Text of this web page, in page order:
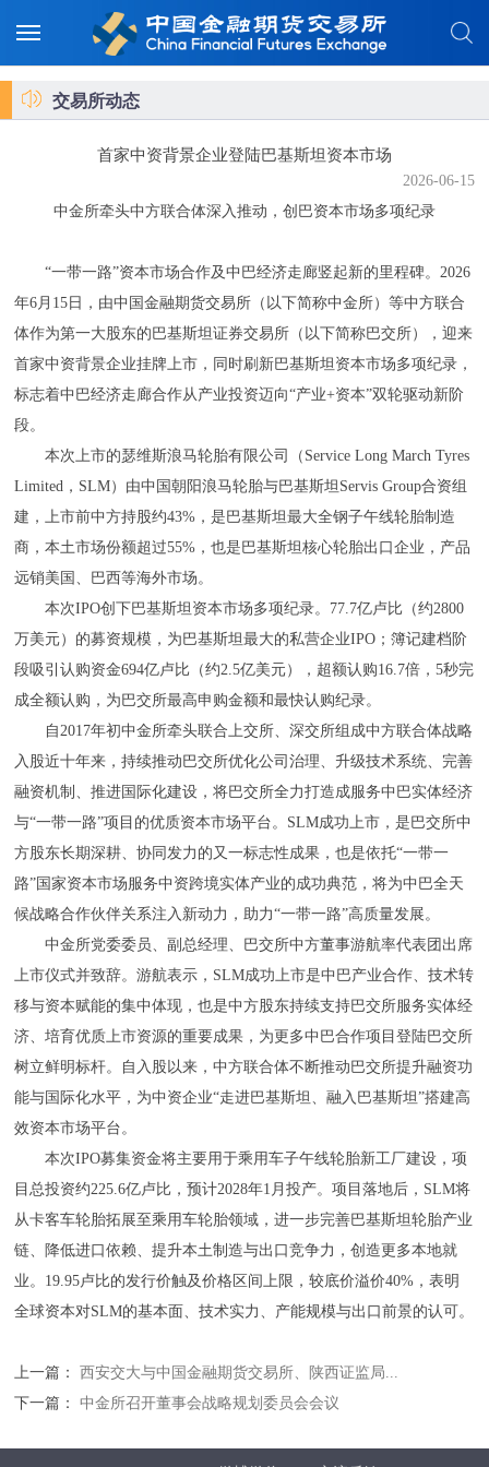
交易所动态
首家中资背景企业登陆巴基斯坦资本市场
2026-06-15
中金所牵头中方联合体深入推动，创巴资本市场多项纪录
“一带一路”资本市场合作及中巴经济走廊竖起新的里程碑。2026
年6月15日，由中国金融期货交易所（以下简称中金所）等中方联合
体作为第一大股东的巴基斯坦证券交易所（以下简称巴交所），迎来
首家中资背景企业挂牌上市，同时刷新巴基斯坦资本市场多项纪录，
标志着中巴经济走廊合作从产业投资迈向“产业+资本”双轮驱动新阶
段。
本次上市的瑟维斯浪马轮胎有限公司（Service Long March Tyres
Limited，SLM）由中国朝阳浪马轮胎与巴基斯坦Servis Group合资组
建，上市前中方持股约43%，是巴基斯坦最大全钢子午线轮胎制造
商，本土市场份额超过55%，也是巴基斯坦核心轮胎出口企业，产品
远销美国、巴西等海外市场。
本次IPO创下巴基斯坦资本市场多项纪录。77.7亿卢比（约2800
万美元）的募资规模，为巴基斯坦最大的私营企业IPO；簿记建档阶
段吸引认购资金694亿卢比（约2.5亿美元），超额认购16.7倍，5秒完
成全额认购，为巴交所最高申购金额和最快认购纪录。
自2017年初中金所牵头联合上交所、深交所组成中方联合体战略
入股近十年来，持续推动巴交所优化公司治理、升级技术系统、完善
融资机制、推进国际化建设，将巴交所全力打造成服务中巴实体经济
与“一带一路”项目的优质资本市场平台。SLM成功上市，是巴交所中
方股东长期深耕、协同发力的又一标志性成果，也是依托“一带一
路”国家资本市场服务中资跨境实体产业的成功典范，将为中巴全天
候战略合作伙伴关系注入新动力，助力“一带一路”高质量发展。
中金所党委委员、副总经理、巴交所中方董事游航率代表团出席
上市仪式并致辞。游航表示，SLM成功上市是中巴产业合作、技术转
移与资本赋能的集中体现，也是中方股东持续支持巴交所服务实体经
济、培育优质上市资源的重要成果，为更多中巴合作项目登陆巴交所
树立鲜明标杆。自入股以来，中方联合体不断推动巴交所提升融资功
能与国际化水平，为中资企业“走进巴基斯坦、融入巴基斯坦”搭建高
效资本市场平台。
本次IPO募集资金将主要用于乘用车子午线轮胎新工厂建设，项
目总投资约225.6亿卢比，预计2028年1月投产。项目落地后，SLM将
从卡客车轮胎拓展至乘用车轮胎领域，进一步完善巴基斯坦轮胎产业
链、降低进口依赖、提升本土制造与出口竞争力，创造更多本地就
业。19.95卢比的发行价触及价格区间上限，较底价溢价40%，表明
全球资本对SLM的基本面、技术实力、产能规模与出口前景的认可。
上一篇： 西安交大与中国金融期货交易所、陕西证监局...
下一篇：中金所召开董事会战略规划委员会会议